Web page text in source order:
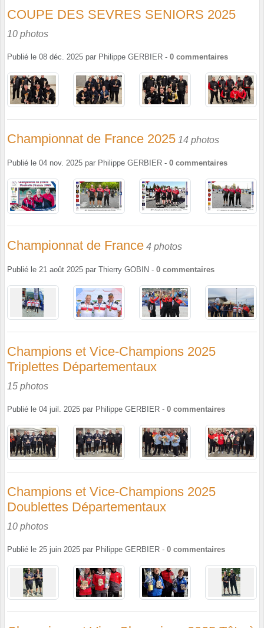
COUPE DES SEVRES SENIORS 2025
10 photos
Publié le 08 déc. 2025 par Philippe GERBIER - 0 commentaires
Championnat de France 2025 14 photos
Publié le 04 nov. 2025 par Philippe GERBIER - 0 commentaires
Championnat de France 4 photos
Publié le 21 août 2025 par Thierry GOBIN - 0 commentaires
Champions et Vice-Champions 2025
Triplettes Départementaux
15 photos
Publié le 04 juil. 2025 par Philippe GERBIER - 0 commentaires
Champions et Vice-Champions 2025
Doublettes Départementaux
10 photos
Publié le 25 juin 2025 par Philippe GERBIER - 0 commentaires